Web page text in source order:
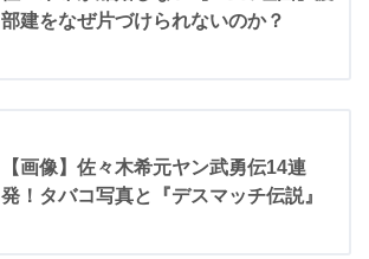
部建をなぜ片づけられないのか？
【画像】佐々木希元ヤン武勇伝14連
発！タバコ写真と『デスマッチ伝説』